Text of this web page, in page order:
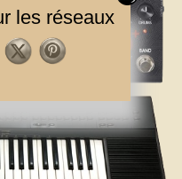
les réseaux